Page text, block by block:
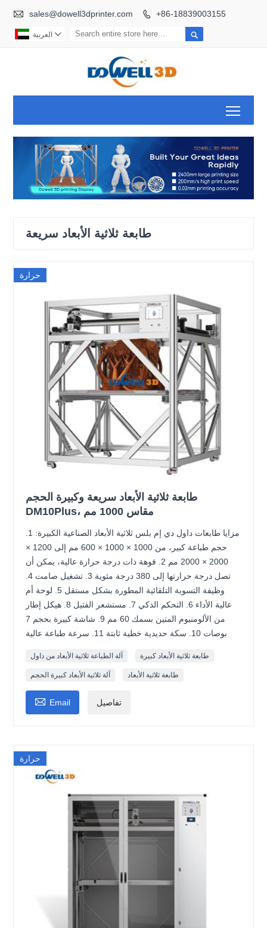
 sales@dowell3dprinter.com  +86-18839003155
 العربية 
طابعة ثلاثية الأبعاد سريعة
حرارة
طابعة ثلاثية الأبعاد سريعة وكبيرة الحجم
DM10Plus، مقاس 1000 مم
حجم طباعة كبير، من 1000 × 1000 × 600 مم إلى 1200 ×
2000 × 2000 مم 2. فوهة ذات درجة حرارة عالية، يمكن أن
تصل درجة حرارتها إلى 380 درجة مئوية 3. تشغيل صامت 4.
وظيفة التسوية التلقائية المطورة بشكل مستقل 5. لوحة أم
عالية الأداء 6. التحكم الذكي 7. مستشعر الفتيل 8. هيكل إطار
من الألومنيوم المتين بسمك 60 مم 9. شاشة كبيرة بحجم 7
بوصات 10. سكة حديدية خطية ثابتة 11. سرعة طباعة عالية
آلة الطباعة ثلاثية الأبعاد من داول طابعة ثلاثية الأبعاد كبيرة
آلة ثلاثية الأبعاد كبيرة الحجم طابعة ثلاثية الأبعاد
 Email تفاصيل
حرارة